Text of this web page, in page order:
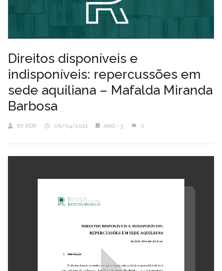
Direitos disponíveis e
indisponíveis: repercussões em
sede aquiliana – Mafalda Miranda
Barbosa
BY RDR 06/04/2021 ANO - 3 0